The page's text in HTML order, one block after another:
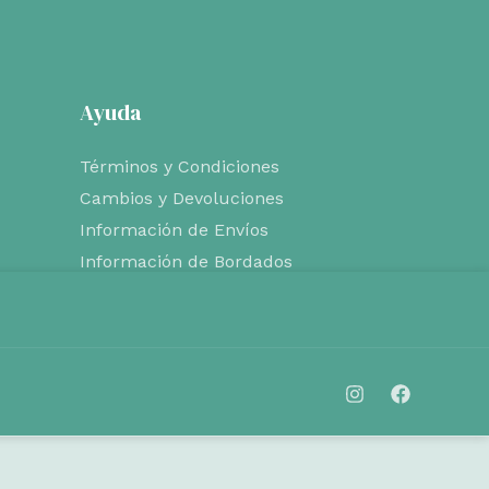
Ayuda
Términos y Condiciones
Cambios y Devoluciones
Información de Envíos
Información de Bordados